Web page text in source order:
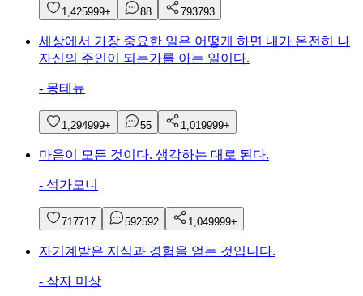
1,425999+ 88 793793
세상에서 가장 중요한 일은 어떻게 하면 내가 온전히 나
자신의 주인이 되는가를 아는 일이다.
- 몽테뉴
1,294999+ 55 1,019999+
마음이 모든 것이다. 생각하는 대로 된다.
- 석가모니
717717 592592 1,049999+
자기계발은 지식과 경험을 얻는 것입니다.
- 작자 미상